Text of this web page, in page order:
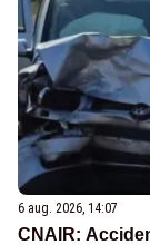
6 aug. 2026, 14:07
CNAIR: